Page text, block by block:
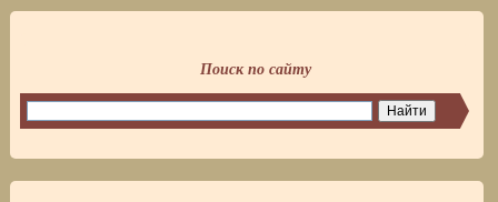
Поиск по сайту